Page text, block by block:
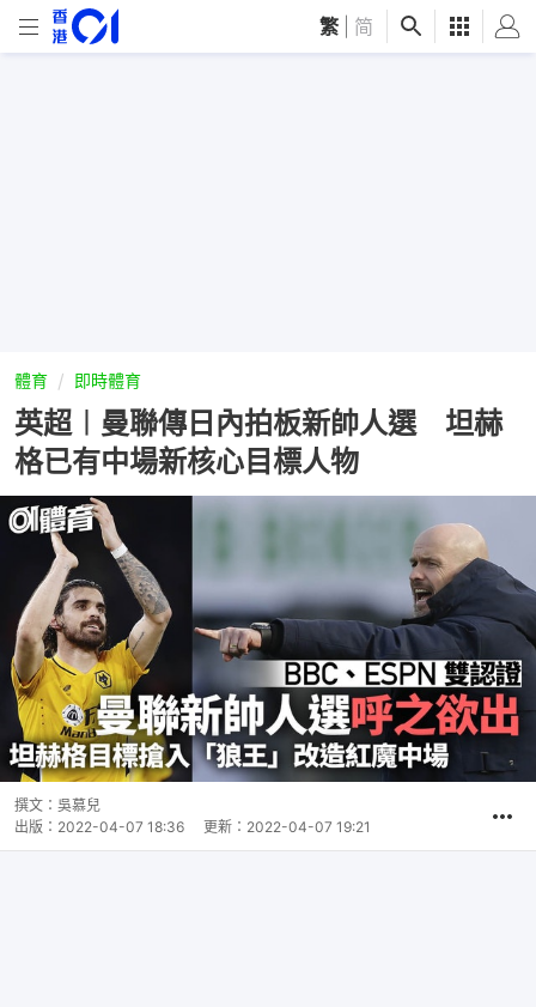
繁 简
體育 即時體育
英超︱曼聯傳日內拍板新帥人選 坦赫
格已有中場新核心目標人物
撰文： 吳慕兒
出版： 2022-04-07 18:36 更新： 2022-04-07 19:21